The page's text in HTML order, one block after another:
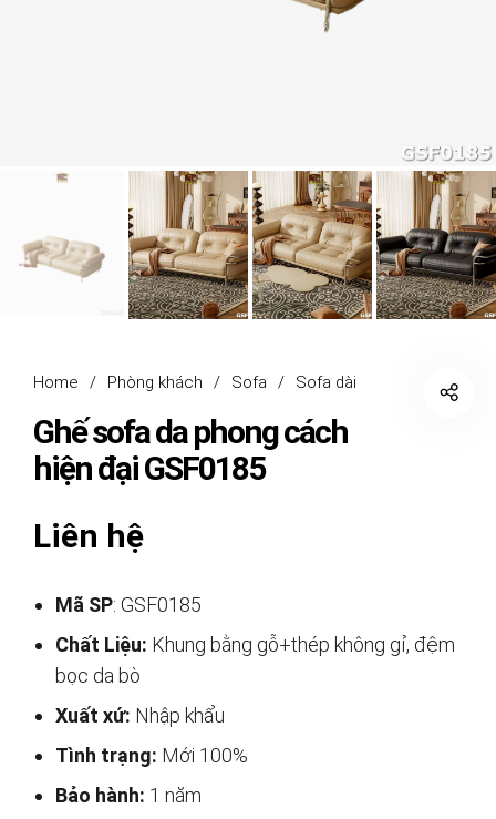
Home / Phòng khách / Sofa / Sofa dài
Ghế sofa da phong cách
hiện đại GSF0185
Liên hệ
Mã SP: GSF0185
Chất Liệu: Khung bằng gỗ+thép không gỉ, đệm
bọc da bò
Xuất xứ: Nhập khẩu
Tình trạng: Mới 100%
Bảo hành: 1 năm